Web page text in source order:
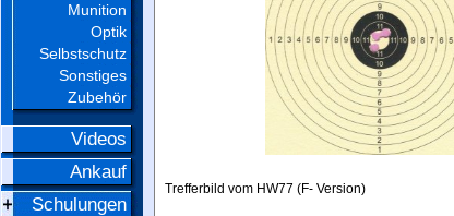
Munition
Optik
Selbstschutz
Sonstiges
Zubehör
Videos
Ankauf
Schulungen
Trefferbild vom HW77 (F- Version)